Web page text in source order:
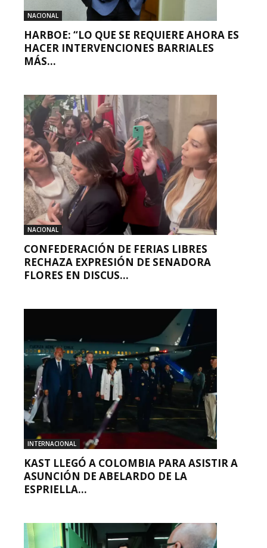
NACIONAL
HARBOE: “LO QUE SE REQUIERE AHORA ES
HACER INTERVENCIONES BARRIALES
MÁS...
NACIONAL
CONFEDERACIÓN DE FERIAS LIBRES
RECHAZA EXPRESIÓN DE SENADORA
FLORES EN DISCUS...
INTERNACIONAL
KAST LLEGÓ A COLOMBIA PARA ASISTIR A
ASUNCIÓN DE ABELARDO DE LA
ESPRIELLA...